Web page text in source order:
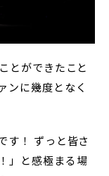
とができたこと
ンに幾度となく
す！ ずっと皆さ
」と感極まる場